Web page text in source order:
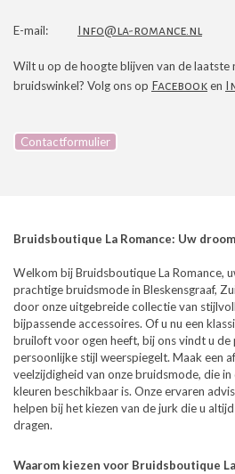
E-mail: Info@la-romance.nl
Wilt u op de hoogte blijven van de laatste
bruidswinkel? Volg ons op Facebooken
Contactformulier
Bruidsboutique La Romance: Uw
Welkom bij Bruidsboutique La Romance,
prachtige bruidsmode in Bleskensgraaf,
door onze uitgebreide collectie van
bijpassende accessoires. Of u nu een
bruiloft voor ogen heeft, bij ons vindt u de
persoonlijke stijl weerspiegelt. Maak een
veelzijdigheid van onze bruidsmode, die
kleuren beschikbaar is. Onze ervaren
helpen bij het kiezen van de jurk die u
dragen.
Waarom kiezen voor Bruidsboutique